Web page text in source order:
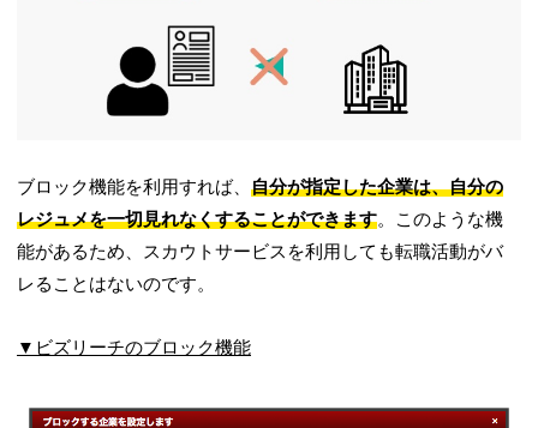
ブロック機能を利用すれば、自分が指定した企業は、自分の
レジュメを一切見れなくすることができます。このような機
能があるため、スカウトサービスを利用しても転職活動がバ
レることはないのです。
▼ビズリーチのブロック機能